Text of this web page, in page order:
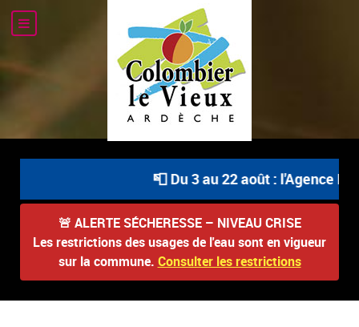
📮 Du 3 au 22 août : l'Agence
🚨 ALERTE SÉCHERESSE – NIVEAU CRISE
Les restrictions des usages de l'eau sont en vigueur
sur la commune. Consulter les restrictions